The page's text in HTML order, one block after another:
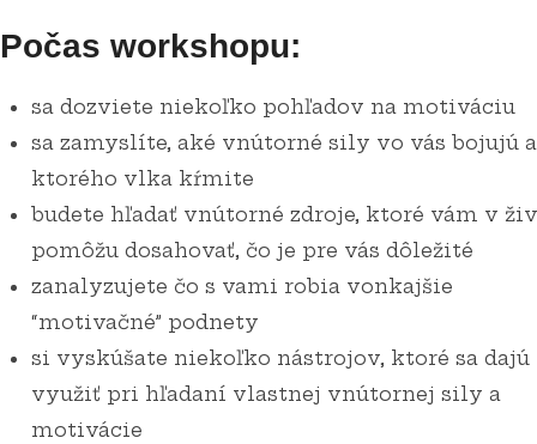
Počas workshopu:
sa dozviete niekoľko pohľadov na motiváciu
sa zamyslíte, aké vnútorné sily vo vás bojujú a
ktorého vlka kŕmite
budete hľadať vnútorné zdroje, ktoré vám v
pomôžu dosahovať, čo je pre vás dôležité
zanalyzujete čo s vami robia vonkajšie
“motivačné” podnety
si vyskúšate niekoľko nástrojov, ktoré sa dajú
využiť pri hľadaní vlastnej vnútornej sily a
motivácie